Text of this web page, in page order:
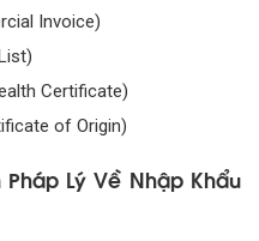
Invoice)
Certificate)
of Origin)
Lý Về Nhập Khẩu